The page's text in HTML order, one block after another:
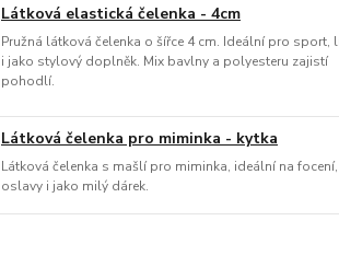
Látková elastická čelenka - 4cm
Pružná látková čelenka o šířce 4 cm. Ideální pro sport,
i jako stylový doplněk. Mix bavlny a polyesteru zajistí
pohodlí.
Látková čelenka pro miminka - kytka
Látková čelenka s mašlí pro miminka, ideální na focení,
oslavy i jako milý dárek.